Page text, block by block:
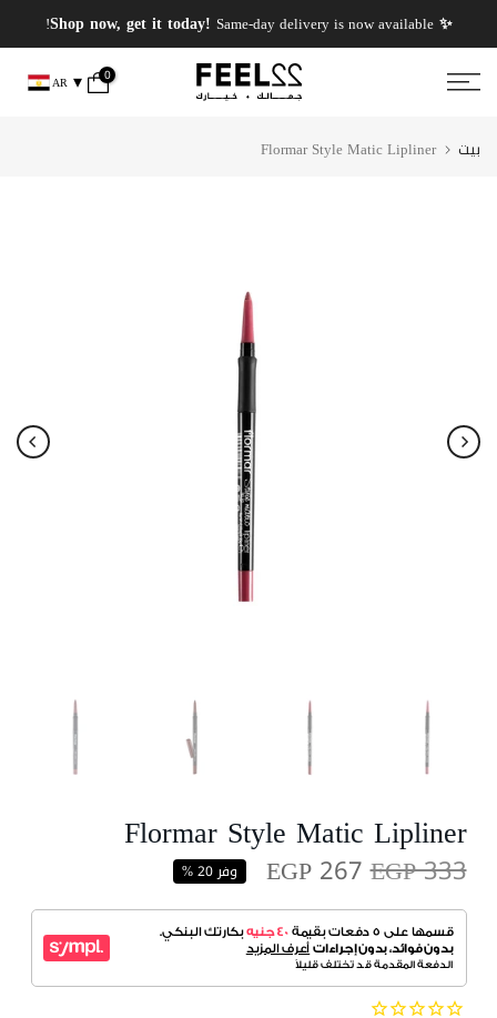
انتقل
إلى
المحتوى
✨ Shop now, get it today!
Same-day delivery is now available!
0
AR
بيت Flormar Style Matic Lipliner
Flormar Style Matic Lipliner
EGP 333
EGP 267 وفر 20 %